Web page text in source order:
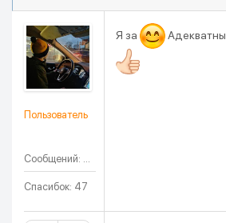
Пользователь
Сообщений: 36
Спасибок: 47
Я за